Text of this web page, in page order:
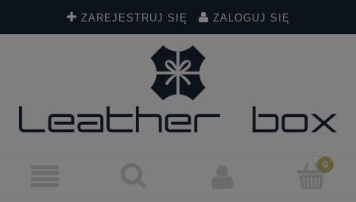
ZAREJESTRUJ SIĘ ZALOGUJ SIĘ